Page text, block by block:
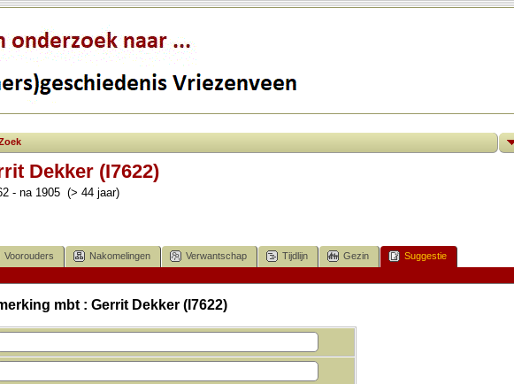
Dekker (I7622)
- na 1905 (> 44 jaar)
Voorouders Nakomelingen Verwantschap Tijdlijn Gezin Suggestie
mbt : Gerrit Dekker (I7622)